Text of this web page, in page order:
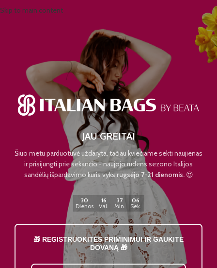
Skip to main content
JAU GREITAI
Šiuo metu parduotuvė uždaryta, tačiau kviečiame sekti naujienas
ir prisijungti prie sekančio - naujojo rudens sezono Italijos
sandėlių išpardavimo kuris vyks rugsėjo 7-21 dienomis.😍
30
Dienos
16
Val.
37
Min.
06
Sek.
🎁 REGISTRUOKITĖS PRIMINIMUI IR GAUKITE
DOVANĄ 🎁